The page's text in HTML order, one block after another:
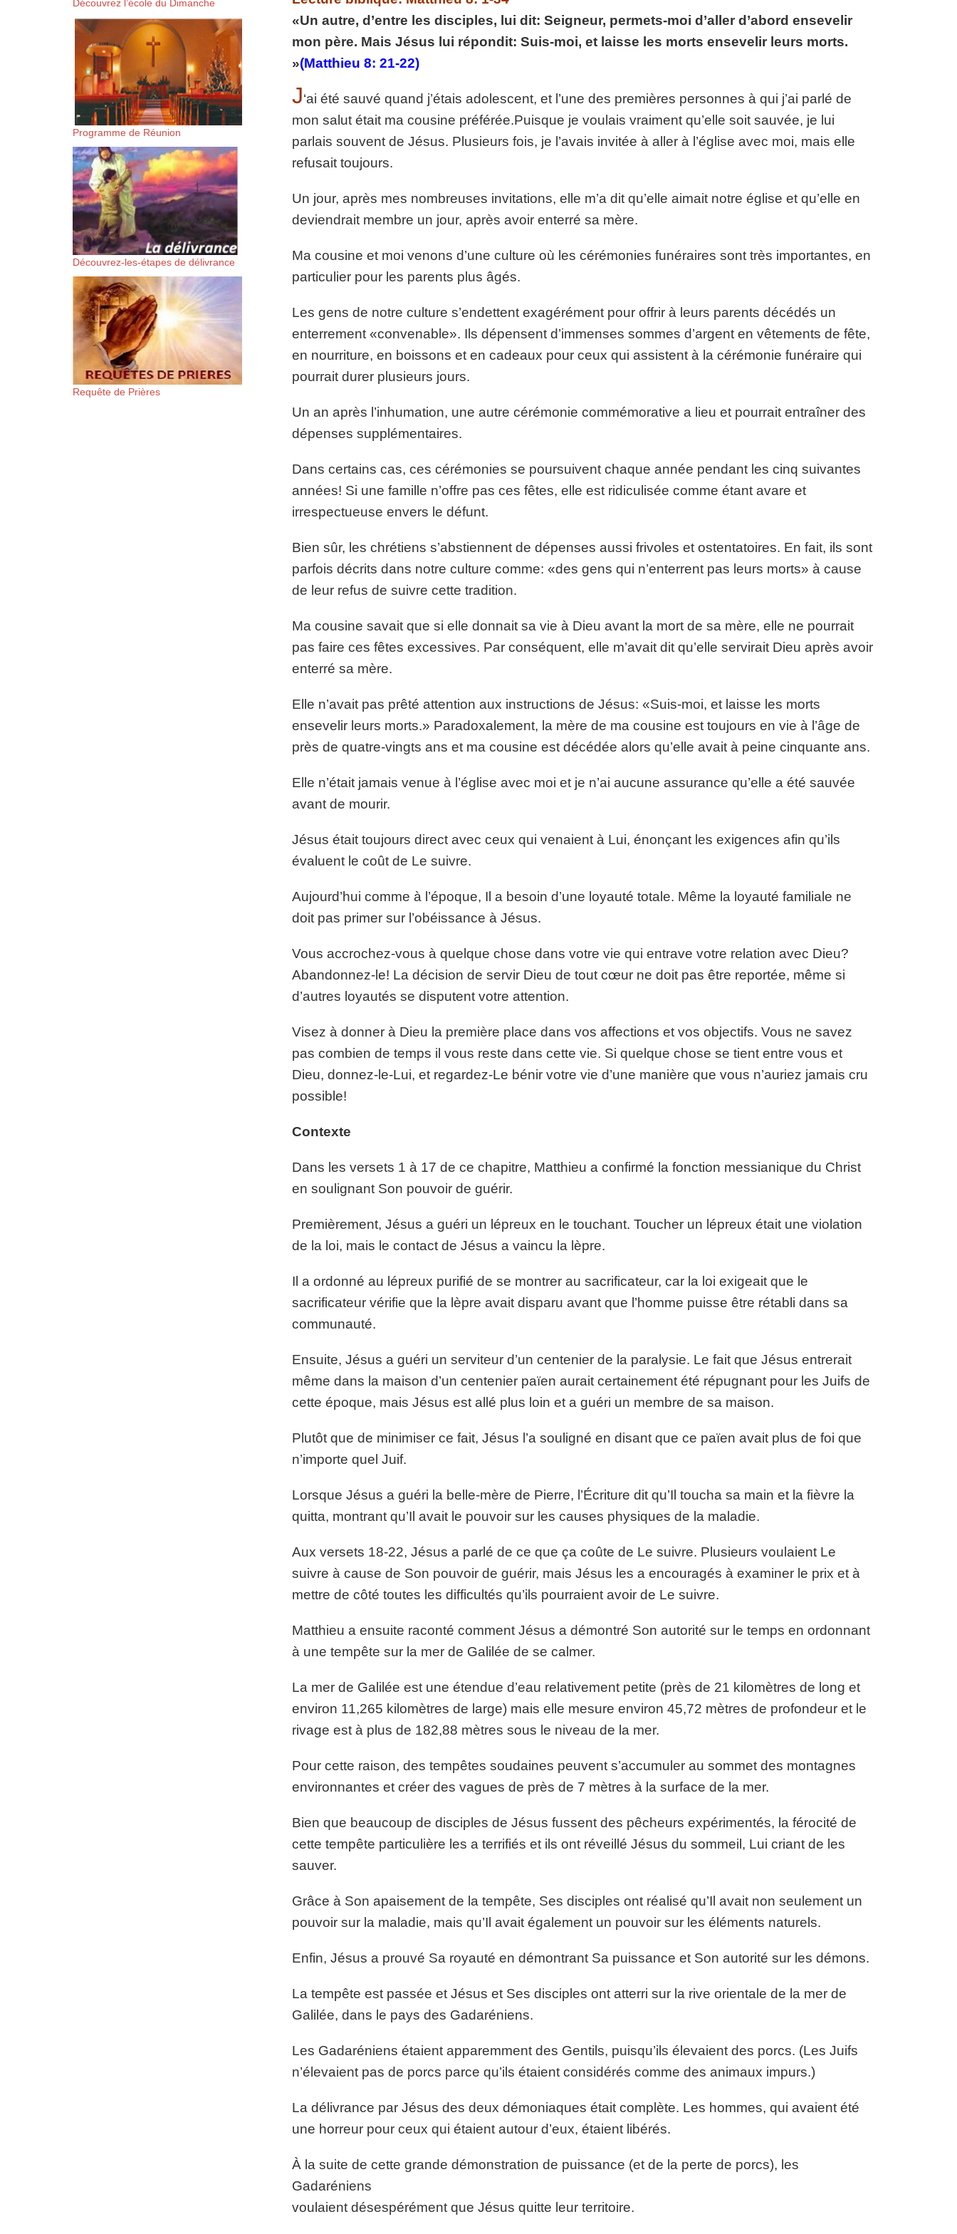
volume.
suis-sans-rien-a-moi.mp3 http://www.lafoiapostolique.org/wp-
content/uploads/2018/06/Es-tu-lasse-rempli-de-tritesse.mp3
Découvrez l’école du Dimanche
Programme de Réunion
Découvrez-les-étapes de délivrance
Requête de Prières
«Un autre, d’entre les disciples, lui dit: Seigneur, permets-moi d’aller d’abord ensevelir
mon père. Mais Jésus lui répondit: Suis-moi, et laisse les morts ensevelir leurs morts.
»(Matthieu 8: 21-22)
J‘ai été sauvé quand j’étais adolescent, et l’une des premières personnes à qui j’ai parlé de
mon salut était ma cousine préférée.Puisque je voulais vraiment qu’elle soit sauvée, je lui
parlais souvent de Jésus. Plusieurs fois, je l’avais invitée à aller à l’église avec moi, mais elle
refusait toujours.
Un jour, après mes nombreuses invitations, elle m’a dit qu’elle aimait notre église et qu’elle en
deviendrait membre un jour, après avoir enterré sa mère.
Ma cousine et moi venons d’une culture où les cérémonies funéraires sont très importantes, en
particulier pour les parents plus âgés.
Les gens de notre culture s’endettent exagérément pour offrir à leurs parents décédés un
enterrement «convenable». Ils dépensent d’immenses sommes d’argent en vêtements de fête,
en nourriture, en boissons et en cadeaux pour ceux qui assistent à la cérémonie funéraire qui
pourrait durer plusieurs jours.
Un an après l’inhumation, une autre cérémonie commémorative a lieu et pourrait entraîner des
dépenses supplémentaires.
Dans certains cas, ces cérémonies se poursuivent chaque année pendant les cinq suivantes
années! Si une famille n’offre pas ces fêtes, elle est ridiculisée comme étant avare et
irrespectueuse envers le défunt.
Bien sûr, les chrétiens s’abstiennent de dépenses aussi frivoles et ostentatoires. En fait, ils sont
parfois décrits dans notre culture comme: «des gens qui n’enterrent pas leurs morts» à cause
de leur refus de suivre cette tradition.
Ma cousine savait que si elle donnait sa vie à Dieu avant la mort de sa mère, elle ne pourrait
pas faire ces fêtes excessives. Par conséquent, elle m’avait dit qu’elle servirait Dieu après avoir
enterré sa mère.
Elle n’avait pas prêté attention aux instructions de Jésus: «Suis-moi, et laisse les morts
ensevelir leurs morts.» Paradoxalement, la mère de ma cousine est toujours en vie à l’âge de
près de quatre-vingts ans et ma cousine est décédée alors qu’elle avait à peine cinquante ans.
Elle n’était jamais venue à l’église avec moi et je n’ai aucune assurance qu’elle a été sauvée
avant de mourir.
Jésus était toujours direct avec ceux qui venaient à Lui, énonçant les exigences afin qu’ils
évaluent le coût de Le suivre.
Aujourd’hui comme à l’époque, Il a besoin d’une loyauté totale. Même la loyauté familiale ne
doit pas primer sur l’obéissance à Jésus.
Vous accrochez-vous à quelque chose dans votre vie qui entrave votre relation avec Dieu?
Abandonnez-le! La décision de servir Dieu de tout cœur ne doit pas être reportée, même si
d’autres loyautés se disputent votre attention.
Visez à donner à Dieu la première place dans vos affections et vos objectifs. Vous ne savez
pas combien de temps il vous reste dans cette vie. Si quelque chose se tient entre vous et
Dieu, donnez-le-Lui, et regardez-Le bénir votre vie d’une manière que vous n’auriez jamais cru
possible!
Contexte
Dans les versets 1 à 17 de ce chapitre, Matthieu a confirmé la fonction messianique du Christ
en soulignant Son pouvoir de guérir.
Premièrement, Jésus a guéri un lépreux en le touchant. Toucher un lépreux était une violation
de la loi, mais le contact de Jésus a vaincu la lèpre.
Il a ordonné au lépreux purifié de se montrer au sacrificateur, car la loi exigeait que le
sacrificateur vérifie que la lèpre avait disparu avant que l’homme puisse être rétabli dans sa
communauté.
Ensuite, Jésus a guéri un serviteur d’un centenier de la paralysie. Le fait que Jésus entrerait
même dans la maison d’un centenier païen aurait certainement été répugnant pour les Juifs de
cette époque, mais Jésus est allé plus loin et a guéri un membre de sa maison.
Plutôt que de minimiser ce fait, Jésus l’a souligné en disant que ce païen avait plus de foi que
n’importe quel Juif.
Lorsque Jésus a guéri la belle-mère de Pierre, l’Écriture dit qu’Il toucha sa main et la fièvre la
quitta, montrant qu’Il avait le pouvoir sur les causes physiques de la maladie.
Aux versets 18-22, Jésus a parlé de ce que ça coûte de Le suivre. Plusieurs voulaient Le
suivre à cause de Son pouvoir de guérir, mais Jésus les a encouragés à examiner le prix et à
mettre de côté toutes les difficultés qu’ils pourraient avoir de Le suivre.
Matthieu a ensuite raconté comment Jésus a démontré Son autorité sur le temps en ordonnant
à une tempête sur la mer de Galilée de se calmer.
La mer de Galilée est une étendue d’eau relativement petite (près de 21 kilomètres de long et
environ 11,265 kilomètres de large) mais elle mesure environ 45,72 mètres de profondeur et le
rivage est à plus de 182,88 mètres sous le niveau de la mer.
Pour cette raison, des tempêtes soudaines peuvent s’accumuler au sommet des montagnes
environnantes et créer des vagues de près de 7 mètres à la surface de la mer.
Bien que beaucoup de disciples de Jésus fussent des pêcheurs expérimentés, la férocité de
cette tempête particulière les a terrifiés et ils ont réveillé Jésus du sommeil, Lui criant de les
sauver.
Grâce à Son apaisement de la tempête, Ses disciples ont réalisé qu’Il avait non seulement un
pouvoir sur la maladie, mais qu’Il avait également un pouvoir sur les éléments naturels.
Enfin, Jésus a prouvé Sa royauté en démontrant Sa puissance et Son autorité sur les démons.
La tempête est passée et Jésus et Ses disciples ont atterri sur la rive orientale de la mer de
Galilée, dans le pays des Gadaréniens.
Les Gadaréniens étaient apparemment des Gentils, puisqu’ils élevaient des porcs. (Les Juifs
n’élevaient pas de porcs parce qu’ils étaient considérés comme des animaux impurs.)
La délivrance par Jésus des deux démoniaques était complète. Les hommes, qui avaient été
une horreur pour ceux qui étaient autour d’eux, étaient libérés.
À la suite de cette grande démonstration de puissance (et de la perte de porcs), les
Gadaréniens
voulaient désespérément que Jésus quitte leur territoire.